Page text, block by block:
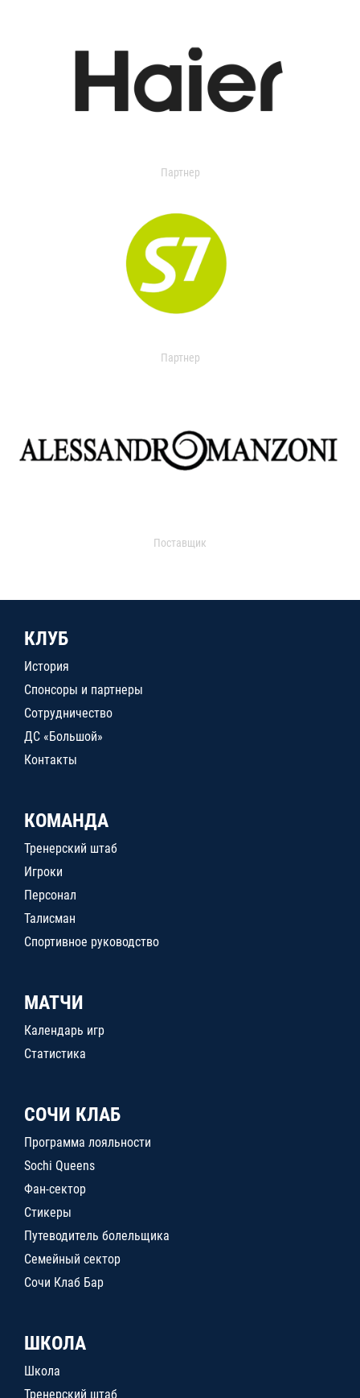
Партнер
Партнер
Поставщик
КЛУБ
История
Спонсоры и партнеры
Сотрудничество
ДС «Большой»
Контакты
КОМАНДА
Тренерский штаб
Игроки
Персонал
Талисман
Спортивное руководство
МАТЧИ
Календарь игр
Статистика
СОЧИ КЛАБ
Программа лояльности
Sochi Queens
Фан-сектор
Стикеры
Путеводитель болельщика
Семейный сектор
Сочи Клаб Бар
ШКОЛА
Школа
Тренерский штаб